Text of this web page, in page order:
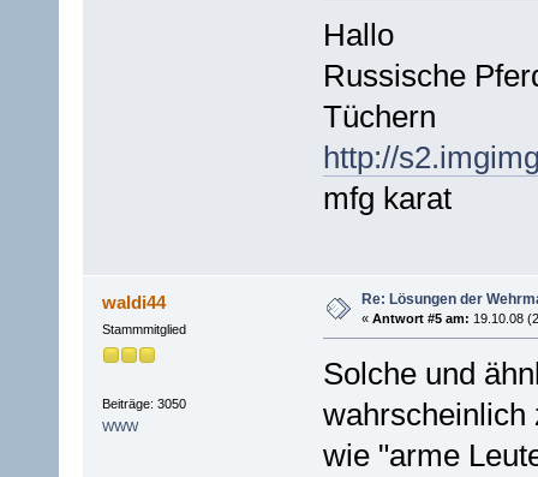
Hallo
Russische
Tüchern
http://
mfg karat
waldi44
Stammmitglied
Beiträge: 3050
WWW
Re: Lösungen der
« Antwort #5 am: 19.10.08
Solche und
wahrscheinlich
wie "arme